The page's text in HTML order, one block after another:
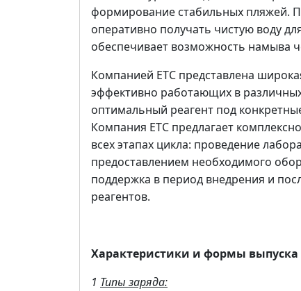
формирование стабильных пляжей.
оперативно получать чистую воду
обеспечивает возможность намыва
Компанией ЕТС представлена
эффективно работающих в
оптимальный реагент под
Компания ЕТС предлагает
всех этапах цикла: проведение
предоставлением необходимого
поддержка в период внедрения и
реагентов.
Характеристики и формы выпуска
1 Типы заряда: